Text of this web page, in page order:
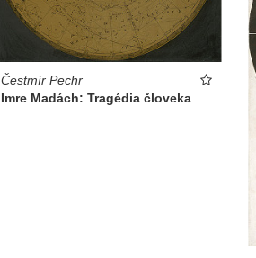
Čestmír Pechr
Imre Madách: Tragédia človeka